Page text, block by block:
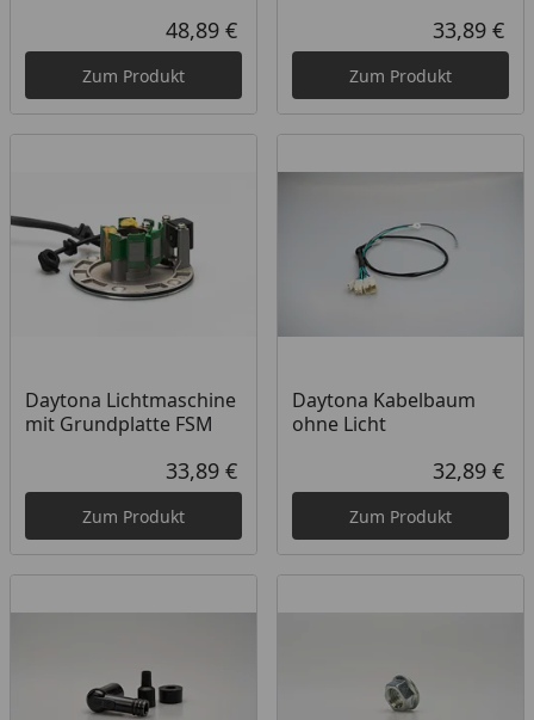
Aktueller Preis
48,89 €
Zum Produkt
33,89 €
Zum Produkt
Daytona Lichtmaschine
mit Grundplatte FSM
Aktueller Preis
33,89 €
Zum Produkt
Daytona Kabelbaum
ohne Licht
32,89 €
Zum Produkt